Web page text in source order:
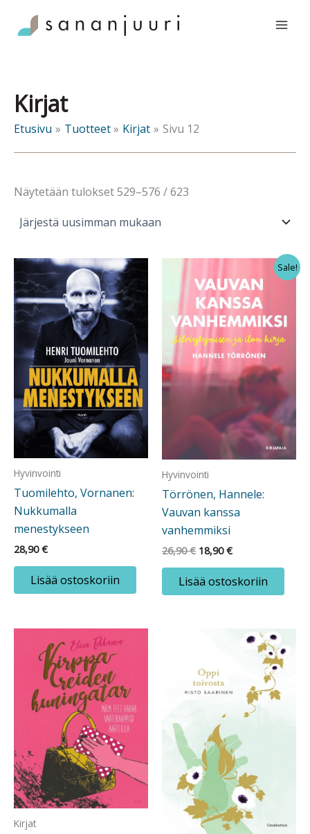
sisältöön
Kirjat
Etusivu Tuotteet Kirjat Sivu 12
Näytetään tulokset 529–576 / 623
Hyvinvointi
Tuomilehto, Vornanen:
Nukkumalla
menestykseen
28,90€
Lisää ostoskoriin
Sale!
Hyvinvointi
Törrönen, Hannele:
Vauvan kanssa
vanhemmiksi
26,90€ Alkuperäinen
oli:
26,90 €.
18,90€Nykyinen
on:
18,90 €.
Lisää ostoskoriin
Kirjat